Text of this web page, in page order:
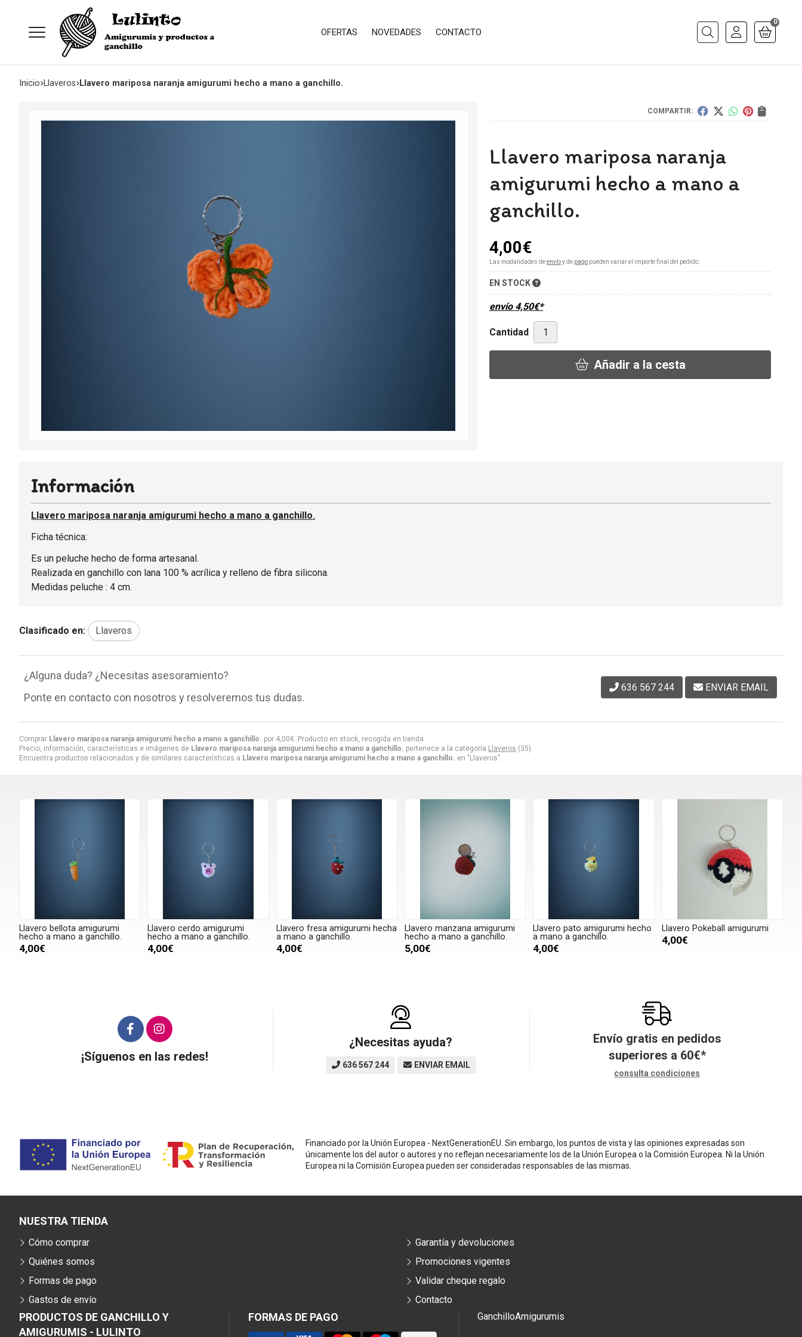
OFERTAS NOVEDADES CONTACTO
Buscar
0
Inicio llaveros Llavero mariposa naranja amigurumi hecho a mano a ganchillo.
COMPARTIR:
Llavero mariposa naranja
amigurumi hecho a mano a
ganchillo.
4,00€
Las modalidades deenvíoy de pago pueden variar el importe final del pedido.
EN STOCK
envío 4,50€*
Cantidad
Añadir a la cesta
Comprar Llavero mariposa naranja amigurumi hecho a mano a ganchillo. por 4,00€. Producto en stock, recogida en tienda.
Precio, información, características e imágenes de Llavero mariposa naranja amigurumi hecho a mano a ganchillo. pertenece a la categoría Llaveros (35).
Encuentra productos relacionados y de similares características a Llavero mariposa naranja amigurumi hecho a mano a ganchillo. en "Llaveros".
Información
Llavero mariposa naranja amigurumi hecho a mano a ganchillo.
Ficha técnica:
Es un peluche hecho de forma artesanal.
Realizada en ganchillo con lana 100 % acrílica y relleno de fibra silicona.
Medidas peluche : 4 cm.
Clasificado en: Llaveros
¿Alguna duda? ¿Necesitas asesoramiento?
Ponte en contacto con nosotros y resolveremos tus dudas.
636 567 244 ENVIAR EMAIL
Llavero bellota amigurumi
hecho a mano a ganchillo.
4,00€
Llavero cerdo amigurumi
hecho a mano a ganchillo.
4,00€
Llavero fresa amigurumi hecha
a mano a ganchillo.
4,00€
Llavero manzana amigurumi
hecho a mano a ganchillo.
5,00€
Llavero pato amigurumi hecho
a mano a ganchillo.
4,00€
Llavero Pokeball amigurumi
4,00€
¡Síguenos en las redes!
¿Necesitas ayuda?
636 567 244 ENVIAR EMAIL
Envío gratis en pedidos
superiores a 60€*
consulta condiciones
Financiado por la Unión Europea - NextGenerationEU. Sin embargo, los puntos de vista y las opiniones expresadas son
únicamente los del autor o autores y no reflejan necesariamente los de la Unión Europea o la Comisión Europea. Ni la Unión
Europea ni la Comisión Europea pueden ser consideradas responsables de las mismas.
PRODUCTOS DE GANCHILLO Y
AMIGURUMIS - LULINTO
FORMAS DE PAGO
NUESTRA TIENDA
Cómo comprar
Quiénes somos
Formas de pago
Gastos de envío
Garantía y devoluciones
Promociones vigentes
Validar cheque regalo
Contacto
GanchilloAmigurumis